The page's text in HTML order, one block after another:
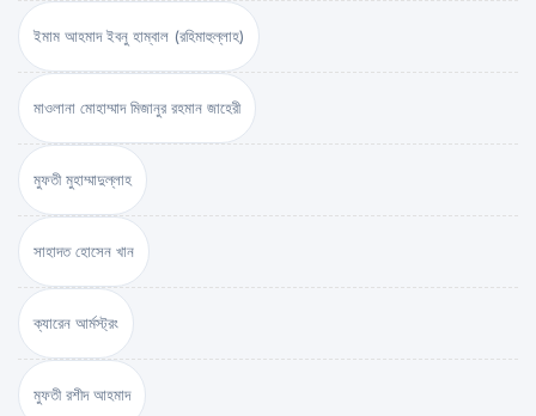
ইমাম আহমাদ ইবনু হাম্বাল (রহিমাহুল্লাহ)
মাওলানা মোহাম্মাদ মিজানুর রহমান জাহেরী
মুফতী মুহাম্মাদুল্লাহ
সাহাদত হোসেন খান
ক্যারেন আর্মস্ট্রং
মুফতী রশীদ আহমাদ